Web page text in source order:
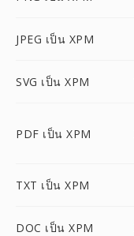
JPEG เป็น XPM
SVG เป็น XPM
PDF เป็น XPM
TXT เป็น XPM
DOC เป็น XPM